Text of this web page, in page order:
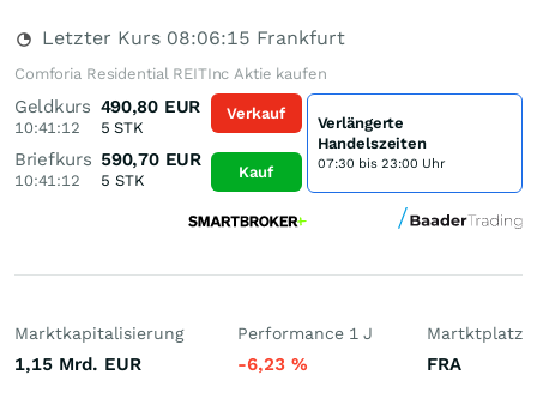
Letzter Kurs 08:06:15 Frankfurt
Comforia Residential REITInc Aktie kaufen
Geldkurs
10:41:12
490,80 EUR
5 STK
Briefkurs
10:41:12
590,70 EUR
5 STK
Verkauf
Kauf
Verlängerte
Handelszeiten
07:30 bis 23:00 Uhr
Marktkapitalisierung
1,15 Mrd. EUR
Performance 1 J
-6,23 %
Martktplatz
FRA